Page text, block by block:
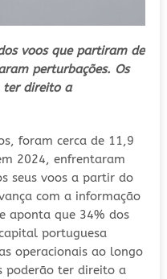
voos que partiram de
perturbações. Os
ter direito a
foram cerca de 11,9
2024, enfrentaram
seus voos a partir do
com a informação
aponta que 34% dos
portuguesa
operacionais ao longo
poderão ter direito a